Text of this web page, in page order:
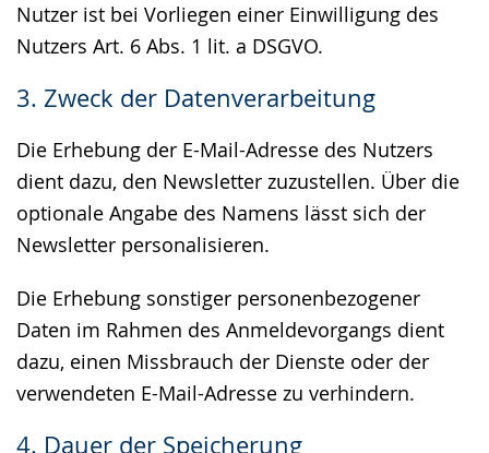
Nutzer ist bei Vorliegen einer Einwilligung des
Nutzers Art. 6 Abs. 1 lit. a DSGVO.
3. Zweck der Datenverarbeitung
Die Erhebung der E-Mail-Adresse des Nutzers
dient dazu, den Newsletter zuzustellen. Über die
optionale Angabe des Namens lässt sich der
Newsletter personalisieren.
Die Erhebung sonstiger personenbezogener
Daten im Rahmen des Anmeldevorgangs dient
dazu, einen Missbrauch der Dienste oder der
verwendeten E-Mail-Adresse zu verhindern.
4. Dauer der Speicherung